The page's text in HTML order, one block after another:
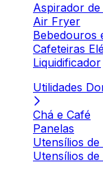
Aspirador de
Air Fryer
Bebedouros
Cafeteiras
Liquidificador
Utilidades
Chá e Café
Panelas
Utensílios
Utensílios de